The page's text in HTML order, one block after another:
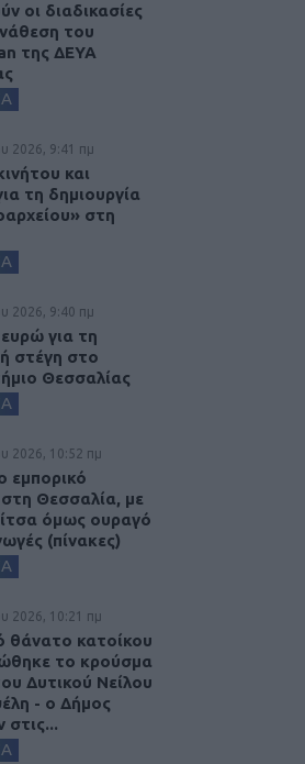
οι διαδικασίες
του
της ΔΕΥΑ
2026, 9:41 πμ
και
τη δημιουργία
στη
2026, 9:40 πμ
για τη
στέγη στο
Θεσσαλίας
2026, 10:52 πμ
εμπορικό
στη Θεσσαλία, με
όμως ουραγό
(πίνακες)
2026, 10:21 πμ
θάνατο κατοίκου
το κρούσμα
Δυτικού Νείλου
- ο Δήμος
στις...